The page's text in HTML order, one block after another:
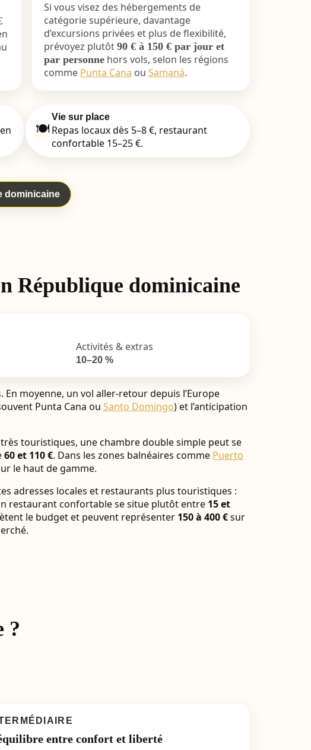
Si vous visez des hébergements de
catégorie supérieure, davantage
d’excursions privées et plus de flexibilité,
prévoyez plutôt 90 € à 150 € par jour et
par personnehors vols, selon les régions
comme Punta Cana ou Samaná.
🍽️
Vie sur place
Repas locaux dès 5–8 €, restaurant
confortable 15–25 €.
dominicaine
République dominicaine
Activités & extras
10–20 %
moyenne, un vol aller-retour depuis l’Europe
Punta Cana ou Santo Domingo) et l’anticipation
touristiques, une chambre double simple peut se
60 et 110 €. Dans les zones balnéaires comme Puerto
le haut de gamme.
adresses locales et restaurants plus touristiques :
restaurant confortable se situe plutôt entre 15 et
le budget et peuvent représenter 150 à 400 €sur
?
entre confort et liberté